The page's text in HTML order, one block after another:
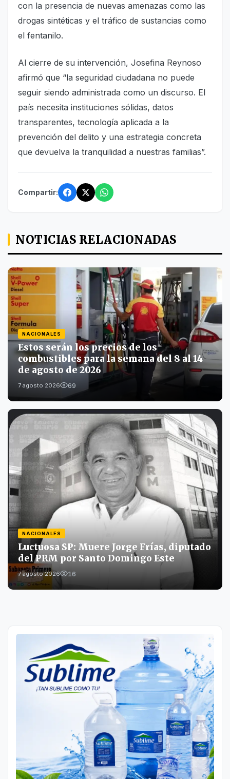
con la presencia de nuevas amenazas como las
drogas sintéticas y el tráfico de sustancias como
el fentanilo.
Al cierre de su intervención, Josefina Reynoso
afirmó que “la seguridad ciudadana no puede
seguir siendo administrada como un discurso. El
país necesita instituciones sólidas, datos
transparentes, tecnología aplicada a la
prevención del delito y una estrategia concreta
que devuelva la tranquilidad a nuestras familias”.
Compartir:
NOTICIAS RELACIONADAS
NACIONALES
Estos serán los precios de los
combustibles para la semana del 8 al 14
de agosto de 2026
7 agosto 2026 69
NACIONALES
Luctuosa SP: Muere Jorge Frías, diputado
del PRM por Santo Domingo Este
7 agosto 2026 16